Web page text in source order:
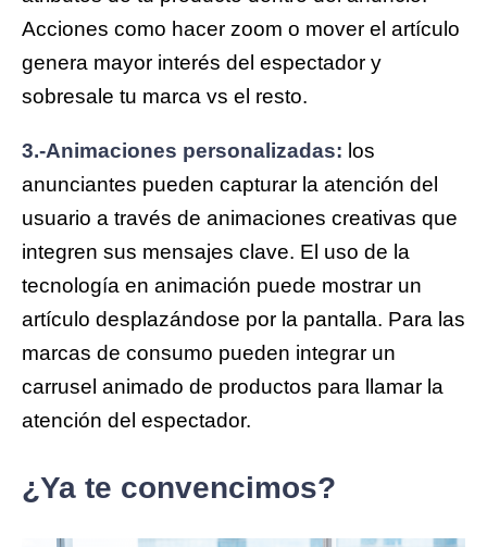
Acciones como hacer zoom o mover el artículo
genera mayor interés del espectador y
sobresale tu marca vs el resto.
3.-Animaciones personalizadas: los
anunciantes pueden capturar la atención del
usuario a través de animaciones creativas que
integren sus mensajes clave. El uso de la
tecnología en animación puede mostrar un
artículo desplazándose por la pantalla. Para las
marcas de consumo pueden integrar un
carrusel animado de productos para llamar la
atención del espectador.
¿Ya te convencimos?